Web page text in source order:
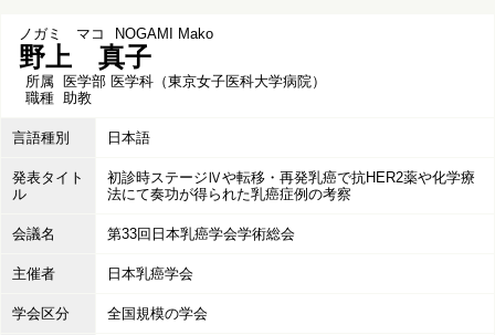
ノガミ マコ NOGAMI Mako
野上 真子
所属 医学部 医学科（東京女子医科大学病院）
職種 助教
言語種別 日本語
発表タイト
ル
初診時ステージⅣや転移・再発乳癌で抗HER2薬や化学療
法にて奏功が得られた乳癌症例の考察
会議名 第33回日本乳癌学会学術総会
主催者 日本乳癌学会
学会区分 全国規模の学会